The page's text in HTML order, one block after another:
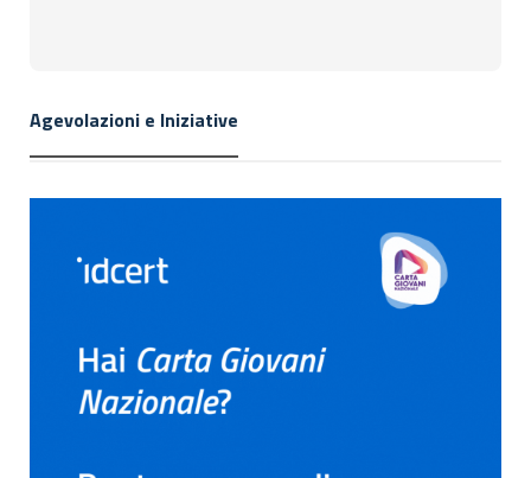
Agevolazioni e Iniziative